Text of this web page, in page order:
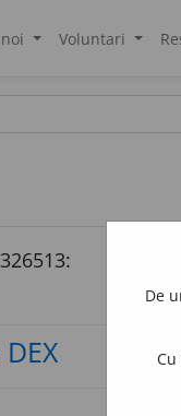
Voluntari
De